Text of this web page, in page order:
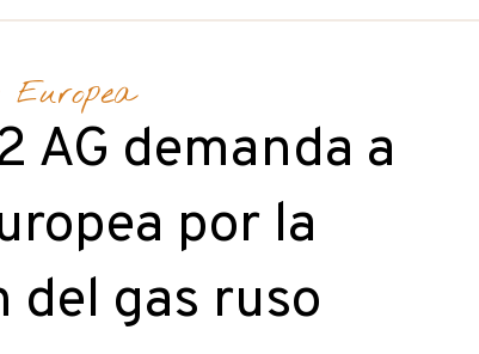
Europea
AG demanda a
por la
del gas ruso